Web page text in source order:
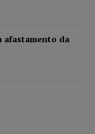
afastamento da